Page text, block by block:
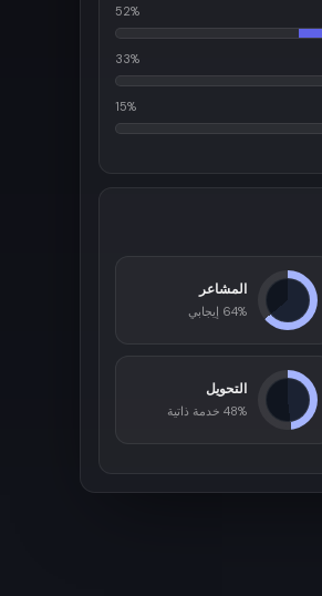
52%
33%
15%
المشاعر
64% إيجابي
التحويل
48% خدمة ذاتية